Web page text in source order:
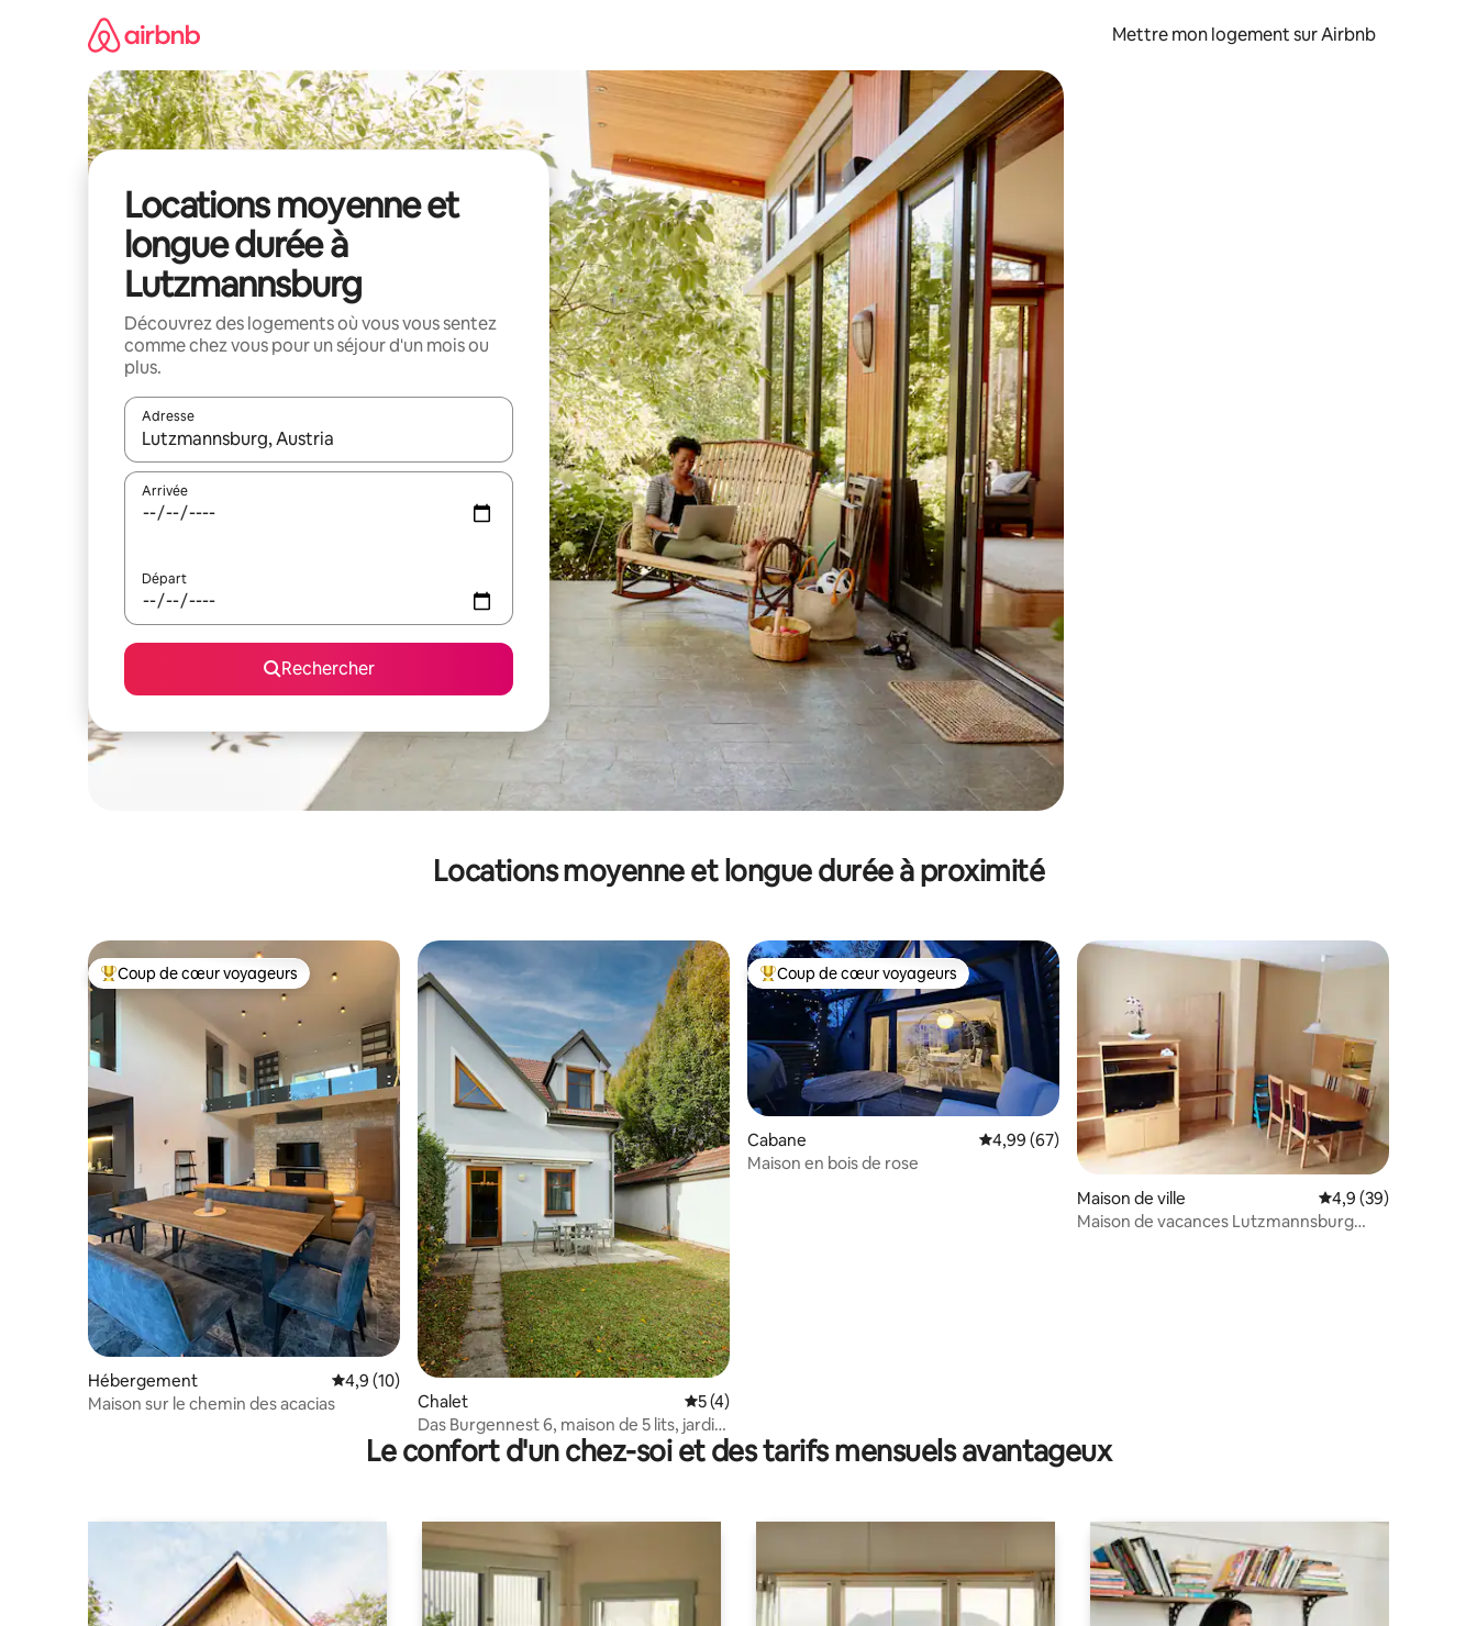
Mettre mon logement sur Airbnb
Locations moyenne et
longue durée à
Lutzmannsburg
Découvrez des logements où vous vous sentez
comme chez vous pour un séjour d'un mois ou
plus.
Adresse
Lorsque les résultats s'affichent, utilisez les flèches vers le haut et vers le bas pour les parcourir ou en appuyant et en faisant glisser.
Arrivée
Départ
Rechercher
Locations moyenne et longue durée à proximité
Coups de cœur voyageurs les plus appréciés
Coup de cœur voyageurs
Hébergement Évaluation moyenne sur la base de 10 commentaires : 4,9 sur 5
4,9 (10)
Maison sur le chemin des acacias
Chalet Évaluation moyenne sur la base de 4 commentaires : 5 sur 5
5 (4)
Das Burgennest 6, maison de 5 lits, jardin,
parking
Coups de cœur voyageurs les plus appréciés
Coup de cœur voyageurs
Cabane Évaluation moyenne sur la base de 67 commentaires : 4,99 sur 5
4,99 (67)
Maison en bois de rose
Maison de ville
Évaluation moyenne
4,9 (39)
Maison de vacances Lutzmannsburg
Le confort d'un chez-soi et des tarifs mensuels avantageux